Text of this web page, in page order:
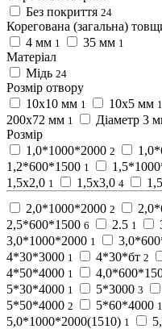
Без покриття 24
Корегована (загальна)
4 мм 1 35 мм 1
Матеріал
Мідь 24
Розмір отвору
10x10 мм 1 10х5 мм 1
200x72 мм 1 Діаметр 3
Розмір
1,0*1000*2000 2
1,2*600*1500 1
1,5х2,0 1 1,5х3,0 4
2,0*1000*2000 2
2,5*600*1500 6 2.5 1
3,0*1000*2000 1
4*30*3000 1 4*30*бт 2
4*50*4000 1
5*30*4000 1 5*3000 3
5*50*4000 2 5*60*4000 1
5,0*1000*2000(1510) 1